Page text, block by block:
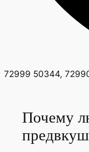
72999 50344,
Почему